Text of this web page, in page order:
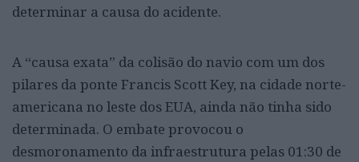
determinar a causa do acidente.
A “causa exata” da colisão do navio com um dos
pilares da ponte Francis Scott Key, na cidade norte-
americana no leste dos EUA, ainda não tinha sido
determinada. O embate provocou o
desmoronamento da infraestrutura pelas 01:30 de